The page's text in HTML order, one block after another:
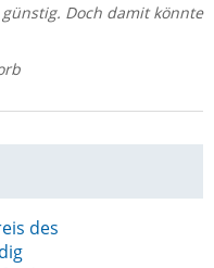
Doch damit könnte
des